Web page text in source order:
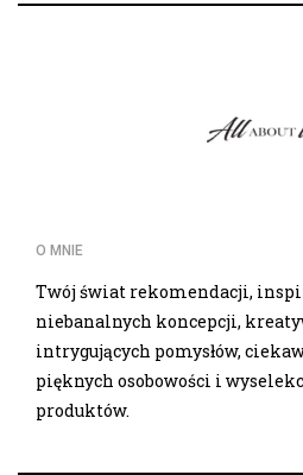
O MNIE
Twój świat rekomendacji,
niebanalnych koncepcji,
intrygujących pomysłów,
pięknych osobowości i
produktów.